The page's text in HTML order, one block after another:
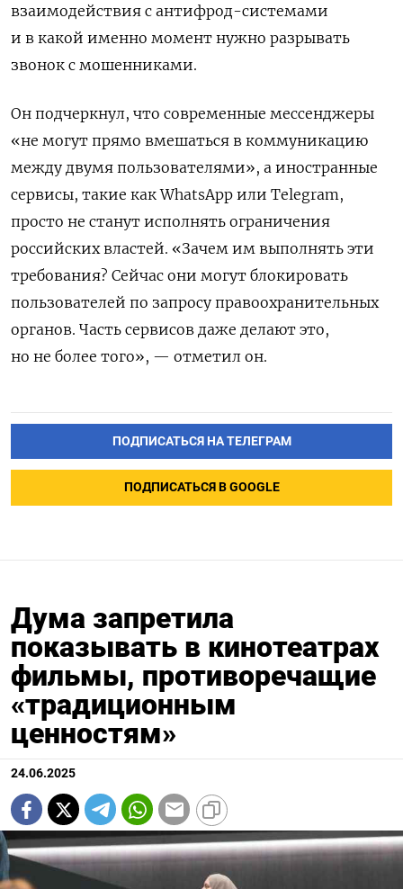
взаимодействия с антифрод-системами
и в какой именно момент нужно разрывать
звонок с мошенниками.
Он подчеркнул, что современные мессенджеры
«не могут прямо вмешаться в коммуникацию
между двумя пользователями», а иностранные
сервисы, такие как WhatsApp или Telegram,
просто не станут исполнять ограничения
российских властей. «Зачем им выполнять эти
требования? Сейчас они могут блокировать
пользователей по запросу правоохранительных
органов. Часть сервисов даже делают это,
но не более того», — отметил он.
ПОДПИСАТЬСЯ НА ТЕЛЕГРАМ
ПОДПИСАТЬСЯ В GOOGLE
Дума запретила
показывать в кинотеатрах
фильмы, противоречащие
«традиционным
ценностям»
24.06.2025